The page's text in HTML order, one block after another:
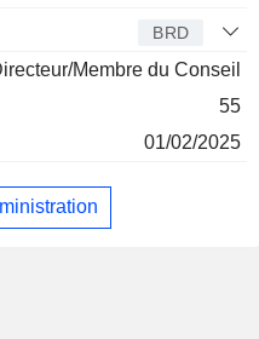
BRD
Membre du Conseil
55
01/02/2025